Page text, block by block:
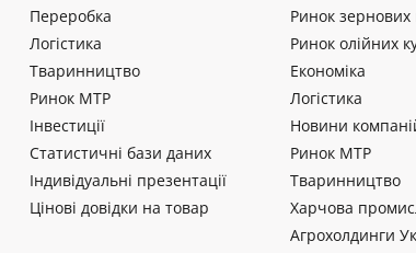
Переробка
Логістика
Тваринництво
Ринок МТР
Інвестиції
Статистичні бази даних
Індивідуальні презентації
Цінові довідки на товар
Ринок зернових
Ринок олійних
Економіка
Логістика
Новини
Ринок МТР
Тваринництво
Харчова
Агрохолдинги